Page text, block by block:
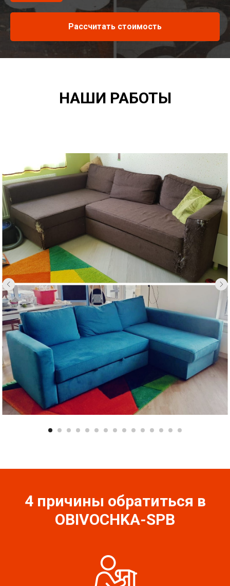
Рассчитать стоимость
НАШИ РАБОТЫ
4 причины обратиться в
OBIVOCHKA-SPB